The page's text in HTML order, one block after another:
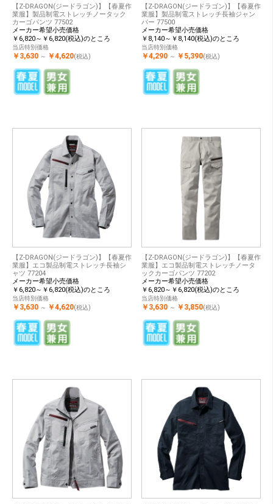
【Z-DRAGON(ジードラゴン)】【春夏作
業服】製品制電ストレッチノータック
カーゴパンツ 77502
メーカー希望小売価格
￥6,820～￥6,820(税込)のところ
当店特別価格
￥3,630 ～ ￥4,620(税込)
【Z-DRAGON(ジードラゴン)】【春夏作
業服】製品制電ストレッチ長袖ジャン
パー 77500
メーカー希望小売価格
￥8,140～￥8,140(税込)のところ
当店特別価格
￥4,290 ～ ￥5,390(税込)
【Z-DRAGON(ジードラゴン)】【春夏作
業服】エコ製品制電ストレッチ長袖シ
ャツ 77204
メーカー希望小売価格
￥6,820～￥6,820(税込)のところ
当店特別価格
￥3,630 ～ ￥4,620(税込)
【Z-DRAGON(ジードラゴン)】【春夏作
業服】エコ製品制電ストレッチノータ
ックカーゴパンツ 77202
メーカー希望小売価格
￥6,820～￥6,820(税込)のところ
当店特別価格
￥3,630 ～ ￥3,850(税込)